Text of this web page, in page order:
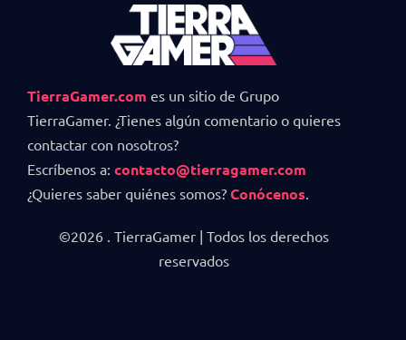
TierraGamer.com es un sitio de Grupo
TierraGamer. ¿Tienes algún comentario o quieres
contactar con nosotros?
Escríbenos a: contacto@tierragamer.com
¿Quieres saber quiénes somos? Conócenos.
©2026 . TierraGamer | Todos los derechos
reservados